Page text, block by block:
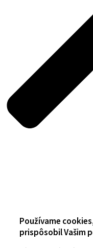
Používame
prispôsobil Vašim